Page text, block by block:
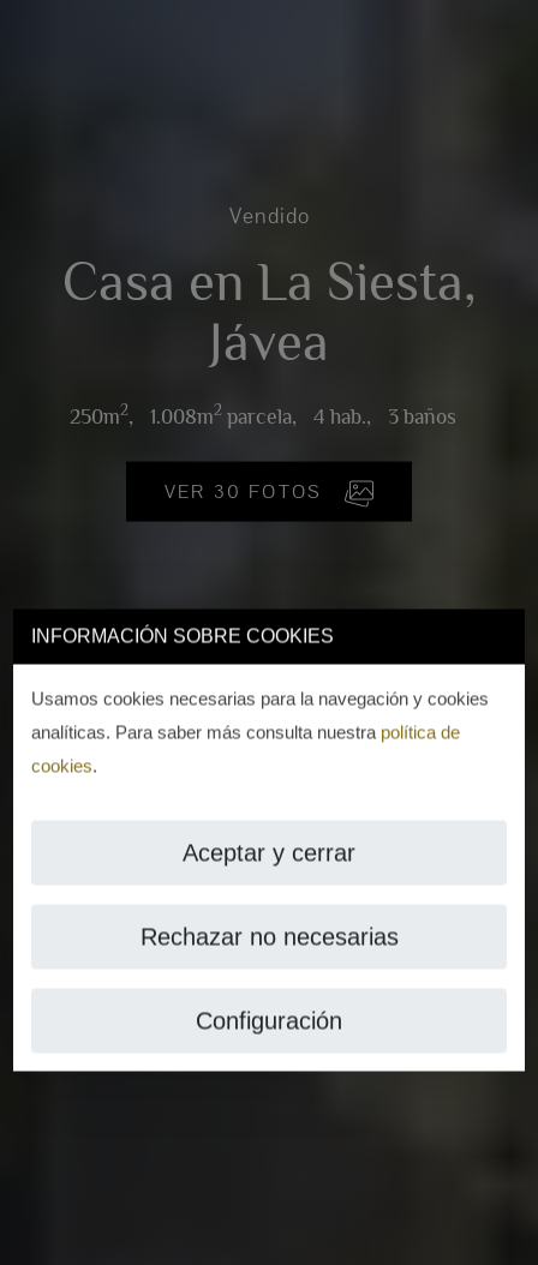
INFORMACIÓN SOBRE COOKIES
Usamos cookies necesarias para la navegación y cookies
analíticas. Para saber más consulta nuestra política de
cookies.
Aceptar y cerrar
Rechazar no necesarias
Configuración
Vendido
Casa en La Siesta,
Jávea
250m2, 1.008m2 parcela, 4 hab., 3 baños
VER 30 FOTOS